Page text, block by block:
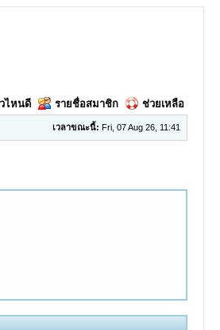
ไหนดี รายชื่อสมาชิก ช่วยเหลือ
เวลาขณะนี้: Fri, 07 Aug 26, 11:41